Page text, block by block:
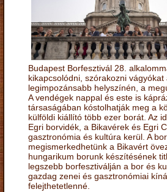
Budapest Borfesztivál 28.
kikapcsolódni, szórakozni
legimpozánsabb helyszínén, a
A vendégek nappal és este is
társaságában kóstolhatják meg a
külföldi kiállító több ezer borát. Az
Egri borvidék, a Bikavérek és Egri
gasztronómia és kultúra kerül. A
megismerkedhetünk a Bikavért
hungarikum borunk készítésének
legszebb borfesztiválján a bor és
gazdag zenei és gasztronómiai
felejthetetlenné.